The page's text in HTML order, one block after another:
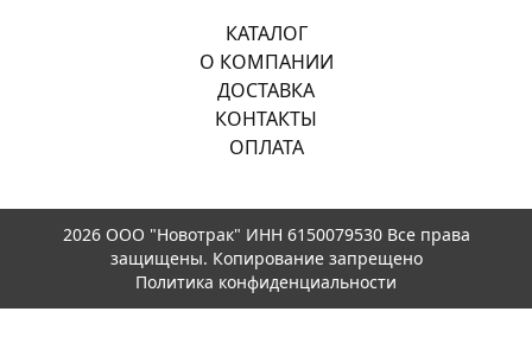
КАТАЛОГ
О КОМПАНИИ
ДОСТАВКА
КОНТАКТЫ
ОПЛАТА
2026 ООО "Новотрак" ИНН 6150079530 Все права
защищены. Копирование запрещено
Политика конфиденциальности